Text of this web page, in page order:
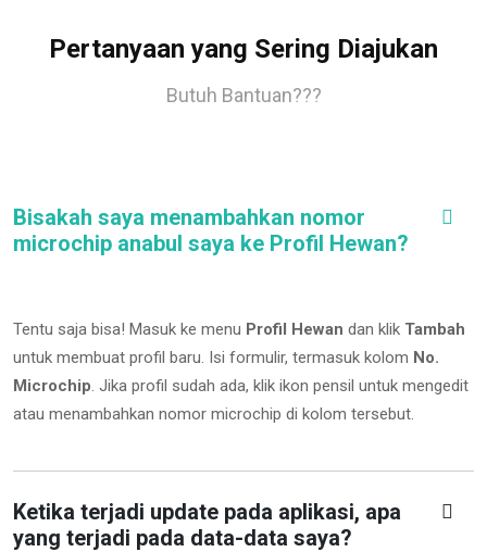
Pertanyaan yang Sering Diajukan
Butuh Bantuan???
Bisakah saya menambahkan nomor
microchip anabul saya ke Profil Hewan?
Tentu saja bisa! Masuk ke menu Profil Hewan dan klik Tambah
untuk membuat profil baru. Isi formulir, termasuk kolom No.
Microchip. Jika profil sudah ada, klik ikon pensil untuk mengedit
atau menambahkan nomor microchip di kolom tersebut.
Ketika terjadi update pada aplikasi, apa
yang terjadi pada data-data saya?